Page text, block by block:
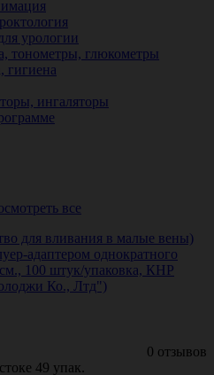
урологии
тонометры, глюкометры
гигиена
ингаляторы
все
для вливания в малые вены)
адаптером однократного
100 штук/упаковка, КНР
Ко., Лтд")
0 отзывов
49 упак.